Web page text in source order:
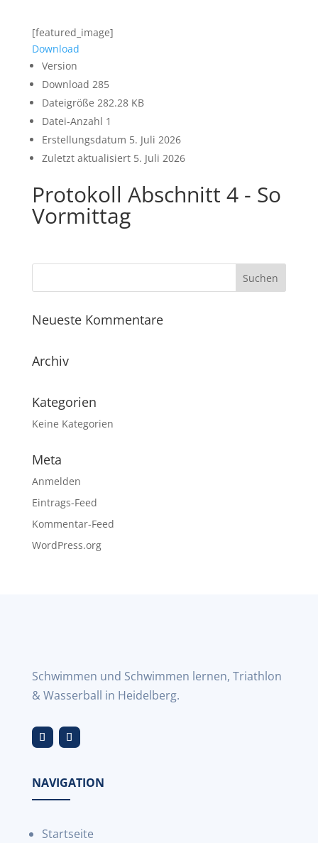
[featured_image]
Download
Version
Download 285
Dateigröße 282.28 KB
Datei-Anzahl 1
Erstellungsdatum 5. Juli 2026
Zuletzt aktualisiert 5. Juli 2026
Protokoll Abschnitt 4 - So
Vormittag
Neueste Kommentare
Archiv
Kategorien
Keine Kategorien
Meta
Anmelden
Eintrags-Feed
Kommentar-Feed
WordPress.org
Schwimmen und Schwimmen lernen, Triathlon
& Wasserball in Heidelberg.
NAVIGATION
Startseite